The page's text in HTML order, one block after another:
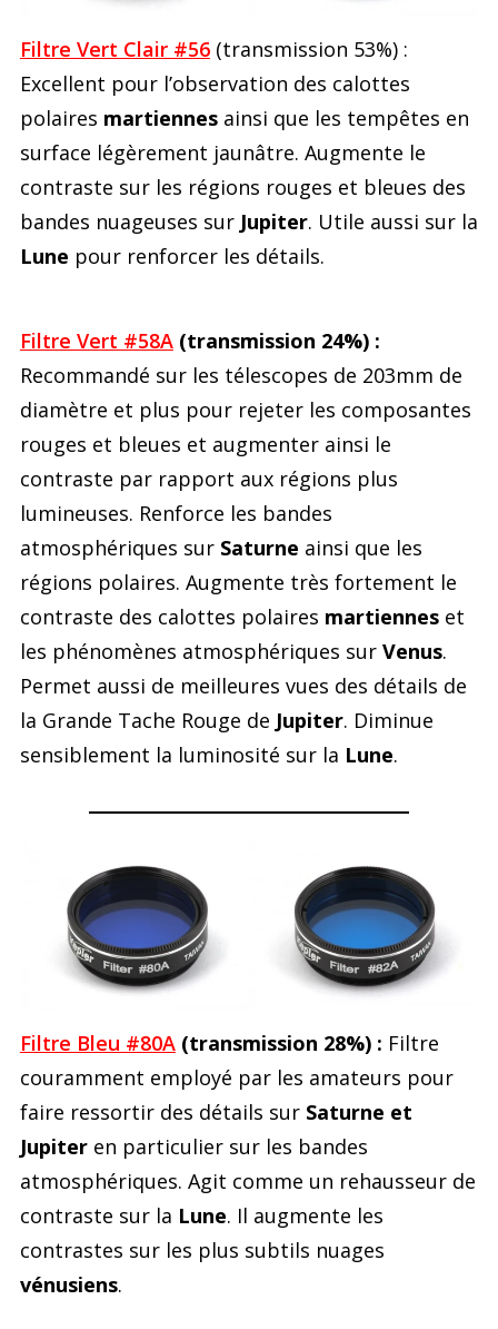
Filtre Vert Clair #56(transmission 53%) :
Excellent pour l’observation des calottes
polaires martiennesainsi que les tempêtes en
surface légèrement jaunâtre. Augmente le
contraste sur les régions rouges et bleues des
bandes nuageuses sur Jupiter. Utile aussi sur la
Lune pour renforcer les détails.
Filtre Vert #58A(transmission 24%) :
Recommandé sur les télescopes de 203mm de
diamètre et plus pour rejeter les composantes
rouges et bleues et augmenter ainsi le
contraste par rapport aux régions plus
lumineuses. Renforce les bandes
atmosphériques sur Saturne ainsi que les
régions polaires. Augmente très fortement le
contraste des calottes polaires martienneset
les phénomènes atmosphériques sur Venus.
Permet aussi de meilleures vues des détails de
la Grande Tache Rouge de Jupiter. Diminue
sensiblement la luminosité sur la Lune.
Filtre Bleu #80A(transmission 28%) : Filtre
couramment employé par les amateurs pour
faire ressortir des détails sur Saturne et
Jupiteren particulier sur les bandes
atmosphériques. Agit comme un rehausseur de
contraste sur la Lune. Il augmente les
contrastes sur les plus subtils nuages
vénusiens.